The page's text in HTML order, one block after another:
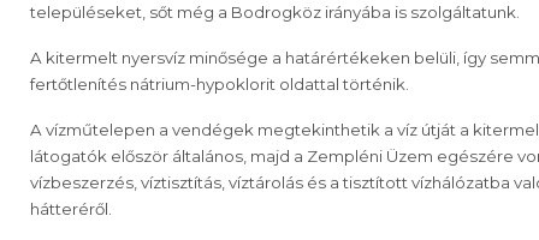
településeket, sőt még a Bodrogköz irányába is szolgáltatunk.
A kitermelt nyersvíz minősége a határértékeken belüli, így
fertőtlenítés nátrium-hypoklorit oldattal történik.
A vízműtelepen a vendégek megtekinthetik a víz útját a
látogatók először általános, majd a Zempléni Üzem egészére
vízbeszerzés, víztisztítás, víztárolás és a tisztított vízhálózatba
hátteréről.